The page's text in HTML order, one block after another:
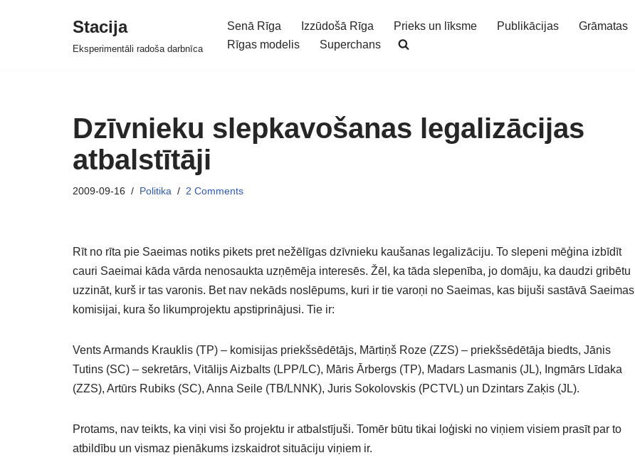
Stacija
Eksperimentāli radoša darbnīca
Senā Rīga Izzūdošā Rīga Prieks un līksme Publikācijas Grāmatas
Rīgas modelis
Superchans
Dzīvnieku slepkavošanas legalizācijas
atbalstītāji
2009-09-16 Politika 2 Comments
Rīt no rīta pie Saeimas notiks pikets pret nežēlīgas dzīvnieku kaušanas legalizāciju. To slepeni mēģina izbīdīt
cauri Saeimai kāda vārda nenosaukta uzņēmēja interesēs. Žēl, ka tāda slepenība, jo domāju, ka daudzi gribētu
uzzināt, kurš ir tas varonis. Bet nav nekāds noslēpums, kuri ir tie varoņi no Saeimas, kas bijuši sastāvā Saeimas
komisijai, kura šo likumprojektu apstiprinājusi. Tie ir:
Vents Armands Krauklis (TP) – komisijas priekšsēdētājs, Mārtiņš Roze (ZZS) – priekšsēdētāja biedts, Jānis
Tutins (SC) – sekretārs, Vitālijs Aizbalts (LPP/LC), Māris Ārbergs (TP), Madars Lasmanis (JL), Ingmārs Līdaka
(ZZS), Artūrs Rubiks (SC), Anna Seile (TB/LNNK), Juris Sokolovskis (PCTVL) un Dzintars Zaķis (JL).
Protams, nav teikts, ka viņi visi šo projektu ir atbalstījuši. Tomēr būtu tikai loģiski no viņiem visiem prasīt par to
atbildību un vismaz pienākums izskaidrot situāciju viņiem ir.